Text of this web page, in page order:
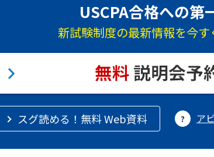
USCPA合格への第
新試験制度の最新情報を今す
スグ読める！無料 Web資料 ア